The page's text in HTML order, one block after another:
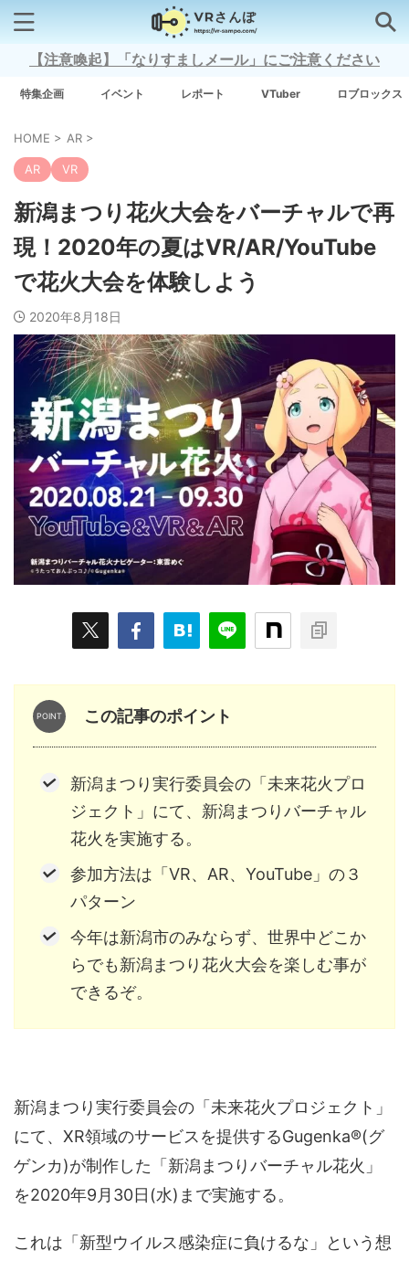
検索はコチラから
Grow A Garden（庭を成長させる）
タグ一覧
ARKit BitStar（ぶいらいぶ） CG(2D/3D) esports
Fortnite HMD HoloModels Music NEWS
PR/提供 Roblox Steam TGS VRChat
にじさんじ アウトドア アニメ アプリ
アミューズメント イベント オーディション
キャンペーン クラウドファンディング
ゲーム コスプレ スポーツ
ソーシャルVR デジモノ バーチャルYouTuber
パノラマ ボカロ メタバース
演劇・舞台 特集企画 生成AI
音声（ボイス）
【注意喚起】「なりすましメール」にご注意ください
特集企画 イベント レポート VTuber ロブロックス
HOME > AR >
AR VR
新潟まつり花火大会をバーチャルで再
現！2020年の夏はVR/AR/YouTube
で花火大会を体験しよう
2020年8月18日
この記事のポイント
新潟まつり実行委員会の「未来花火プロ
ジェクト」にて、新潟まつりバーチャル
花火を実施する。
参加方法は「VR、AR、YouTube」の３
パターン
今年は新潟市のみならず、世界中どこか
らでも新潟まつり花火大会を楽しむ事が
できるぞ。
新潟まつり実行委員会の「未来花火プロジェクト」
にて、XR領域のサービスを提供するGugenka®(グ
ゲンカ)が制作した「新潟まつりバーチャル花火」
を2020年9月30日(水)まで実施する。
これは「新型ウイルス感染症に負けるな」という想